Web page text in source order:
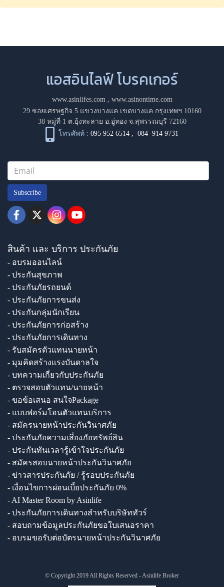
แอสอินไลฟ์ โบรคเกอร์
www.asinlifes.com, www.asinontime.com
29 ซอยเศรษฐกิจ 5 แขวงบางแค เขตบางแค กรุงเทพฯ 10160
38 หมู่ที่ 1 ต.ยุ้งทะลาย อ.อู่ทอง จ.สุพรรณบุรี 72160
โทรศัพท์ : 095 952 6514 ,084 914 9731
Subscribe
สินค้า และ บริการ ประกันภัย
- อบรมออนไลน์
- ประกันสุขภาพ
- ประกันภัยรถยนต์
- ประกันภัยการขนส่ง
- ประกันกลุ่มนักเรียน
- ประกันภัยการก่อสร้าง
- ประกันภัยการเดินทาง
- รับสมัครตัวแทนนายหน้า
- มุมคิดสร้างแรงบันดาลใจ
- บทความเกี่ยวกับประกันภัย
- ตรวจสอบตัวแทน/นายหน้า
- ขอข้อเสนอ สนใจPackage
- แบบฟอร์มโอนตัวแทนบริการ
- สมัครนายหน้าประกันวินาศภัย
- ประกันภัยความเสี่ยงภัยทรัพย์สิน
- ประกันทันเวลารู้เข้าใจประกันภัย
- สมัครสอบนายหน้าประกันวินาศภัย
- ข่าวสารประกันภัย / รู้รอบประกันภัย
- เงื่อนไขการผ่อนเบี้ยประกันภัย 0%
- AI Master Room by Asinlife
- ประกันภัยการเดินทางสำหรับบริษัททัวร์
- สอบถามข้อมูลประกันภัยขอใบเสนอราคา
- อบรมขอรับต่อบัตรนายหน้าประกันวินาศภัย
© Copyright 2019 All Rights Reserved - Asinlife Broker